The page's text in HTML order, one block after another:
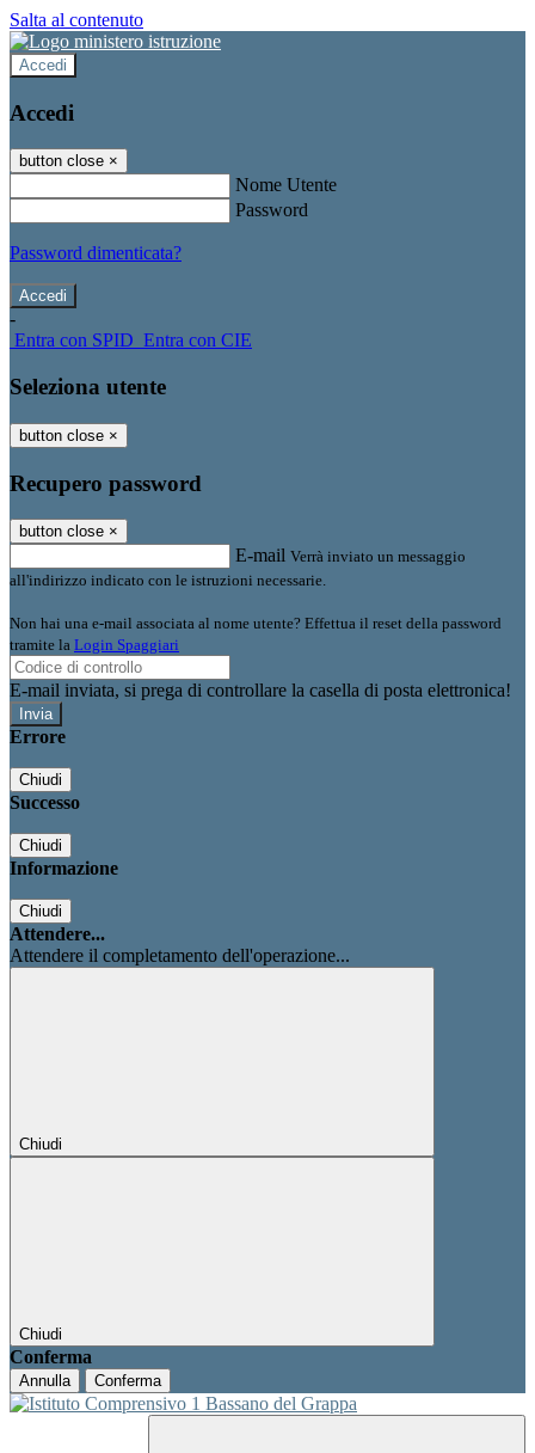
Salta al contenuto
Accedi
Accedi
button close ×
Nome Utente
Password
Password dimenticata?
-
Entra con SPID Entra con CIE
Seleziona utente
button close ×
Recupero password
button close ×
E-mail Verrà inviato un messaggio
all'indirizzo indicato con le istruzioni necessarie.
Non hai una e-mail associata al nome utente? Effettua il reset della password
tramite la Login Spaggiari
E-mail inviata, si prega di controllare la casella di posta elettronica!
Errore
Chiudi
Successo
Chiudi
Informazione
Chiudi
Attendere...
Attendere il completamento dell'operazione...
Chiudi
Chiudi
Conferma
Annulla Conferma